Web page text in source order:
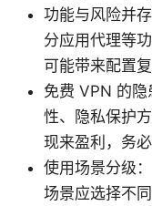
功能与风险并
分应用代理等
可能带来配置
免费 VPN 的
性、隐私保护
现来盈利，务必
使用场景分级
场景应选择不